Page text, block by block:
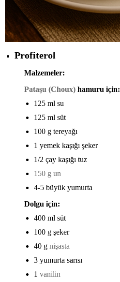
Profiterol
Malzemeler:
Pataşu (Choux) hamuru için:
125 ml su
125 ml süt
100 g tereyağı
1 yemek kaşığı şeker
1/2 çay kaşığı tuz
150 g un
4-5 büyük yumurta
Dolgu için:
400 ml süt
100 g şeker
40 g nişasta
3 yumurta sarısı
1 vanilin